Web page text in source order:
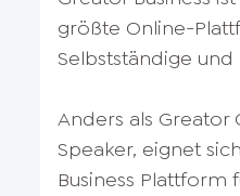
größte Online-
Selbstständige
Anders als Greator
Speaker, eignet
Business Plattform